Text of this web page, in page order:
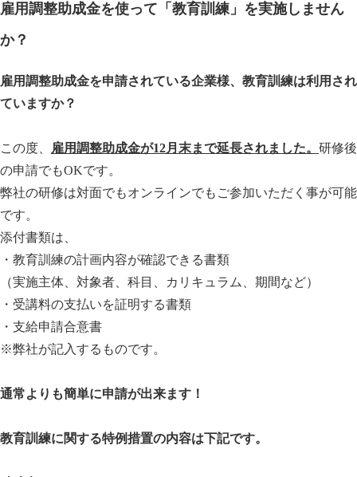
雇用調整助成金を使って「教育訓練」を実施しません
か？
雇用調整助成金を申請されている企業様、教育訓練は利用され
ていますか？
この度、 雇用調整助成金が12月末まで延長されました。 研修後
の申請でもOKです。
弊社の研修は対面でもオンラインでもご参加いただく事が可能
です。
添付書類は、
・教育訓練の計画内容が確認できる書類
（実施主体、対象者、科目、カリキュラム、期間など）
・受講料の支払いを証明する書類
・支給申請合意書
※弊社が記入するものです。
通常よりも簡単に申請が出来ます！
教育訓練に関する特例措置の内容は下記です。